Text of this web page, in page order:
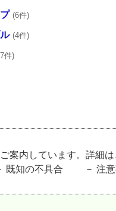
(6件)
(4件)
件)
案内しています。詳細
知の不具合 － 注意